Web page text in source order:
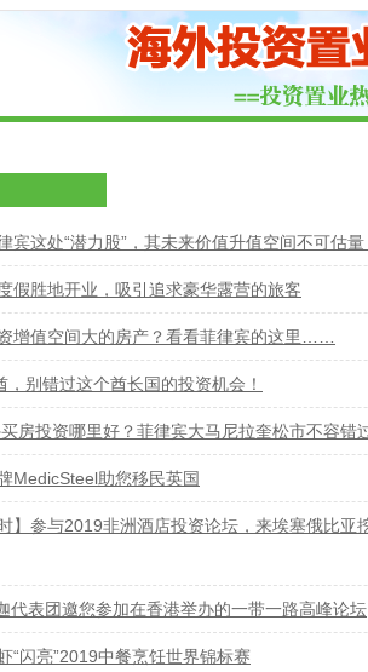
宾这处“潜力股”，其未来价值升值空间不可估量
假胜地开业，吸引追求豪华露营的旅客
增值空间大的房产？看看菲律宾的这里……
，别错过这个酋长国的投资机会！
房投资哪里好？菲律宾大马尼拉奎松市不容错
MedicSteel助您移民英国
时】参与2019非洲酒店投资论坛，来埃塞俄比亚
代表团邀您参加在香港举办的一带一路高峰论坛
“闪亮”2019中餐烹饪世界锦标赛